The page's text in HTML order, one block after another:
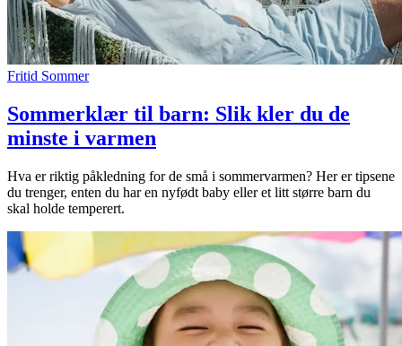
Fritid Sommer
Sommerklær til barn: Slik kler du de
minste i varmen
Hva er riktig påkledning for de små i sommervarmen? Her er tipsene
du trenger, enten du har en nyfødt baby eller et litt større barn du
skal holde temperert.